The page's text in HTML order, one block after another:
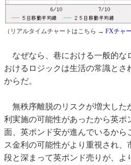
（リアルタイムチャートはこちら → FXチャ
なぜなら、巷における一般的な
おけるロジックは生活の常識とさ
からだ。
無秩序離脱のリスクが増大した
利実施の可能性があったから英ポ
面、英ポンド安が進んでいるから
ス金利の可能性がより重視され、
段と深まって英ポンド売りが、よ